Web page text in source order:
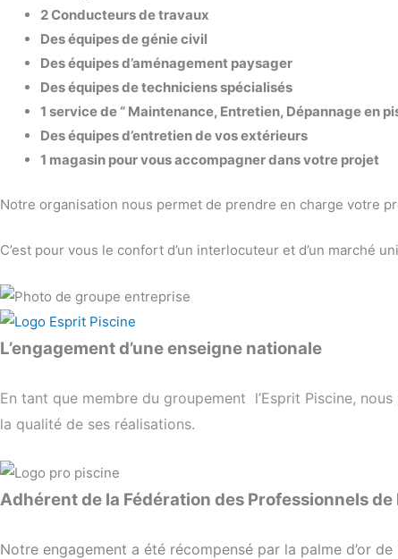
2 Conducteurs de travaux
Des équipes de génie civil
Des équipes d’aménagement paysager
Des équipes de techniciens spécialisés
1 service de “ Maintenance, Entretien, Dépannage en
Des équipes d’entretien de vos extérieurs
1 magasin pour vous accompagner dans votre projet
Notre organisation nous permet de prendre en charge votre
C’est pour vous le confort d’un interlocuteur et d’un marché
L’engagement d’une enseigne nationale
En tant que membre du groupement l’Esprit Piscine,
la qualité de ses réalisations.
Adhérent de la Fédération des Professionnels
Notre engagement a été récompensé par la palme d’or de